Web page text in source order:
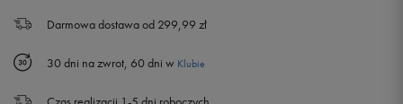
Powiadom o dostępności
Darmowa dostawa od 299,99 zł
30 dni na zwrot, 60 dni w Klubie